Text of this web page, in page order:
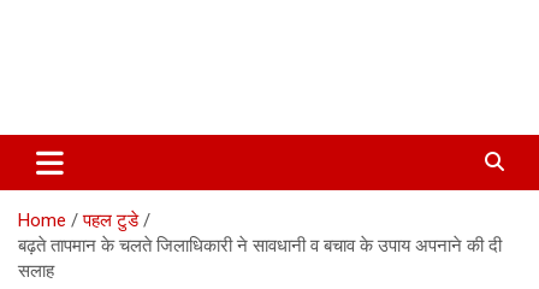
Home
पहल टुडे
बढ़ते तापमान के चलते जिलाधिकारी ने सावधानी व बचाव के उपाय अपनाने की दी
सलाह